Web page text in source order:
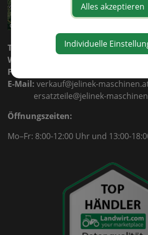
Tel.:
+43 7448 26027
Whatsapp.:
Fax:
E-Mail: verkauf@jelinek-
ersatzteile@jelinek-
Öffnungszeiten:
Mo–Fr: 8:00-12:00 Uhr und 13:00-
Alles akzeptieren
Individuelle